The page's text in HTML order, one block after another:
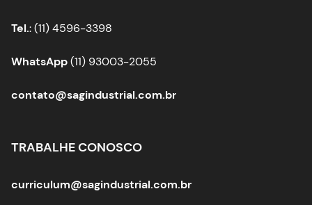
Tel.: (11) 4596-3398
WhatsApp(11) 93003-2055
contato@sagindustrial.com.br
TRABALHE CONOSCO
curriculum@sagindustrial.com.br